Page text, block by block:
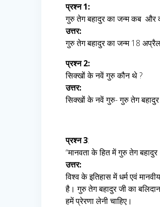
प्रश्न 1:
गुरु तेग बहादुर का जन्म कब और
उत्तर:
गुरु तेग बहादुर का जन्म 18
प्रश्न 2:
सिक्खों के नवें गुरु कौन थे ?
उत्तर:
सिक्खों के नवें गुरु- गुरु तेग
प्रश्न 3:
“मानवता के हित में गुरु तेग
उत्तर:
विश्व के इतिहास में धर्म एवं
है। गुरु तेग बहादुर जी का
हमें प्रेरणा लेनी चाहिए।